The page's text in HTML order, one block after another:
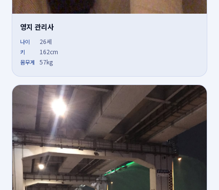
영지 관리사
나이 26세
키 162cm
몸무게 57kg